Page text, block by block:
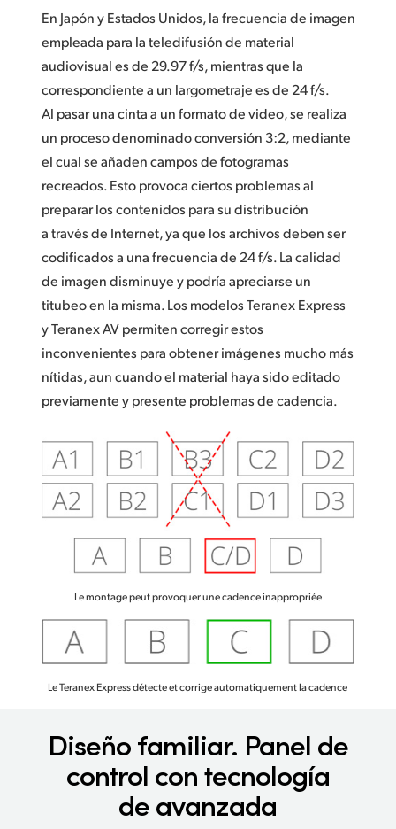
Le montage peut provoquer une cadence inappropriée
Le Teranex Express détecte et corrige automatiquement la cadence
En Japón y Estados Unidos, la frecuencia de imagen
empleada para la teledifusión de material
audiovisual es de 29.97 f/s, mientras que la
correspondiente a un largometraje es de 24 f/s.
Al pasar una cinta a un formato de video, se realiza
un proceso denominado conversión 3:2, mediante
el cual se añaden campos de fotogramas
recreados. Esto provoca ciertos problemas al
preparar los contenidos para su distribución
a través de Internet, ya que los archivos deben ser
codificados a una frecuencia de 24 f/s. La calidad
de imagen disminuye y podría apreciarse un
titubeo en la misma. Los modelos Teranex Express
y Teranex AV permiten corregir estos
inconvenientes para obtener imágenes mucho más
nítidas, aun cuando el material haya sido editado
previamente y presente problemas de cadencia.
Diseño familiar. Panel de
control con tecnología
de avanzada